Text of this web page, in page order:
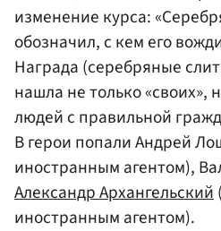
изменение курса:
обозначил, с кем его
Награда (серебряные
нашла не только «своих»,
людей с правильной
В герои попали Андрей
иностранным агентом),
Александр Архангельский
иностранным агентом).